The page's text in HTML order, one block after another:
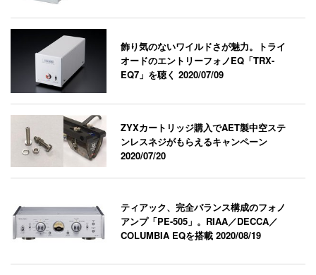
飾り気のないワイルドさが魅力。トライ
オードのエントリーフォノEQ「TRX-
EQ7」を聴く2020/07/09
ZYXカートリッジ購入でAET製中空ステ
ンレスネジがもらえるキャンペーン
2020/07/20
ティアック、完全バランス構成のフォノ
アンプ「PE-505」。RIAA／DECCA／
COLUMBIA EQを搭載2020/08/19